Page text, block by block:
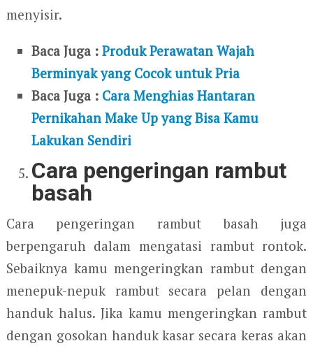
menyisir.
Baca Juga :Produk Perawatan Wajah
Berminyak yang Cocok untuk Pria
Baca Juga : Cara Menghias Hantaran
Pernikahan Make Up yang Bisa Kamu
Lakukan Sendiri
Cara pengeringan rambut
basah
Cara pengeringan rambut basah juga
berpengaruh dalam mengatasi rambut rontok.
Sebaiknya kamu mengeringkan rambut dengan
menepuk-nepuk rambut secara pelan dengan
handuk halus. Jika kamu mengeringkan rambut
dengan gosokan handuk kasar secara keras akan